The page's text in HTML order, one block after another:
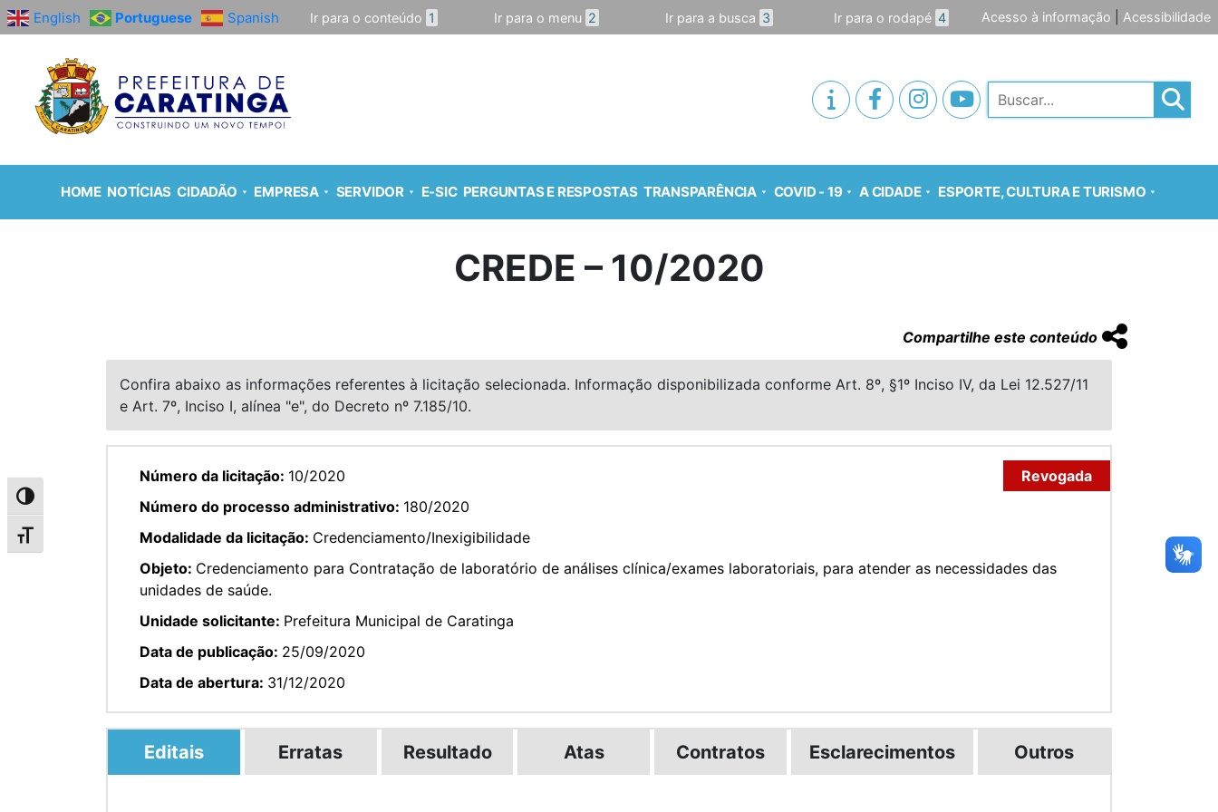
Alternar alto contraste
Alternar tamanho da fonte
English Portuguese Spanish Ir para o conteúdo 1 Ir para o menu 2 Ir para a busca 3 Ir para o rodapé 4 Acesso à informação Acessibilidade
Pesquisar
HOME NOTÍCIAS CIDADÃO EMPRESA SERVIDOR E-SIC PERGUNTAS E RESPOSTAS TRANSPARÊNCIA COVID - 19 A CIDADE ESPORTE, CULTURA E TURISMO
CREDE – 10/2020
Compartilhe este conteúdo
Confira abaixo as informações referentes à licitação selecionada. Informação disponibilizada conforme Art. 8º, §1º Inciso IV, da Lei 12.527/11
e Art. 7º, Inciso I, alínea "e", do Decreto nº 7.185/10.
Revogada
Número da licitação: 10/2020
Número do processo administrativo: 180/2020
Modalidade da licitação: Credenciamento/Inexigibilidade
Objeto: Credenciamento para Contratação de laboratório de análises clínica/exames laboratoriais, para atender as necessidades das
unidades de saúde.
Unidade solicitante: Prefeitura Municipal de Caratinga
Data de publicação: 25/09/2020
Data de abertura: 31/12/2020
Editais Erratas Resultado Atas Contratos Esclarecimentos Outros